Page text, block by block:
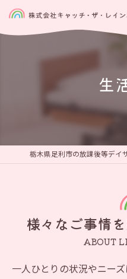
生
様々なご事情
ABOUT
一人ひとりの状況やニー